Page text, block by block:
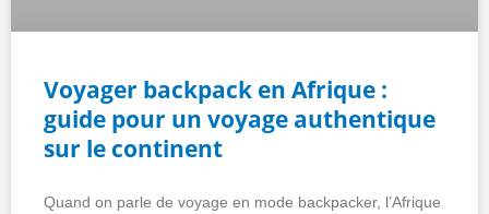
Voyager backpack en Afrique :
guide pour un voyage authentique
sur le continent
Quand on parle de voyage en mode backpacker, l’Afrique